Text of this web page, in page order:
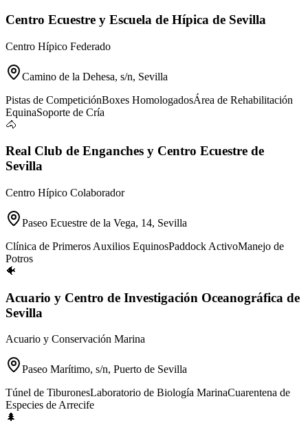
Centro Ecuestre y Escuela de Hípica de Sevilla
Centro Hípico Federado
Camino de la Dehesa, s/n, Sevilla
Pistas de CompeticiónBoxes HomologadosÁrea de Rehabilitación
EquinaSoporte de Cría
🐴
Real Club de Enganches y Centro Ecuestre de
Sevilla
Centro Hípico Colaborador
Paseo Ecuestre de la Vega, 14, Sevilla
Clínica de Primeros Auxilios EquinosPaddock ActivoManejo de
Potros
🐠
Acuario y Centro de Investigación Oceanográfica de
Sevilla
Acuario y Conservación Marina
Paseo Marítimo, s/n, Puerto de Sevilla
Túnel de TiburonesLaboratorio de Biología MarinaCuarentena de
Especies de Arrecife
🌲